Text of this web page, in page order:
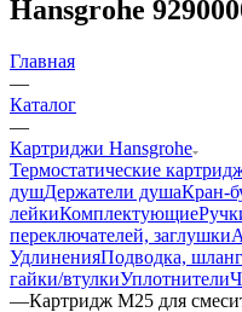
Hansgrohe
Главная
—
Каталог
—
Картриджи Hansgrohe
Термостатические
душДержатели душаКран-
лейкиКомплектующие
переключателей, заглушки
УдлиненияПодводка,
гайки/втулкиУплотнители
—Картридж М25 для